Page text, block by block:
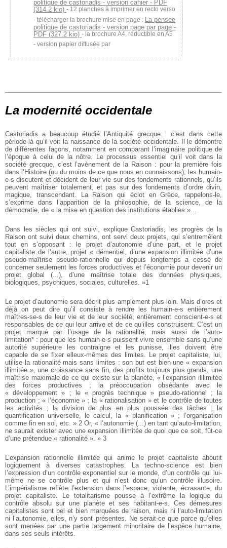
politique de castoriadis - version cahier - PDF
(314.2 kio) - 12 planches à imprimer en recto verso
télécharger la brochure mise en page : La pensée
politique de castoriadis - version page par page -
PDF (327.2 kio) - la brochure A4, réductible en A5
version papier diffusée par
La modernité occidentale
Castoriadis a beaucoup étudié l’Antiquité grecque : c’est dans cette
période-là qu’il voit la naissance de la société occidentale. Il le démontre
de différentes façons, notamment en comparant l’imaginaire politique de
l’époque à celui de la nôtre. Le processus essentiel qu’il voit dans la
société grecque, c’est l’avènement de la Raison : pour la première fois
dans l’Histoire (ou du moins de ce que nous en connaissons), les humain-
e-s discutent et décident de leur vie sur des fondements rationnels, qu’ils
peuvent maîtriser totalement, et pas sur des fondements d’ordre divin,
magique, transcendant. La Raison qui éclot en Grèce, rappelons-le,
s’exprime dans l’apparition de la philosophie, de la science, de la
démocratie, de « la mise en question des institutions établies »...
Dans les siècles qui ont suivi, explique Castoriadis, les progrès de la
Raison ont suivi deux chemins, ont servi deux projets, qui s’entremêlent
tout en s’opposant : le projet d’autonomie d’une part, et le projet
capitaliste de l’autre, projet « démentiel, d’une expansion illimitée d’une
pseudo-maîtrise pseudo-rationnelle qui depuis longtemps a cessé de
concerner seulement les forces productives et l’économie pour devenir un
projet global (...), d’une maîtrise totale des données physiques,
biologiques, psychiques, sociales, culturelles. »1
Le projet d’autonomie sera décrit plus amplement plus loin. Mais d’ores et
déjà on peut dire qu’il consiste à rendre les humain-e-s entièrement
maîtres-se-s de leur vie et de leur société, entièrement conscient-e-s et
responsables de ce qui leur arrive et de ce qu’illes construisent. C’est un
projet marqué par l’usage de la rationalité, mais aussi de l’auto-
limitation* : pour que les humain-e-s puissent vivre ensemble sans qu’une
autorité supérieure les contraigne et les punisse, illes doivent être
capable de se fixer elleux-mêmes des limites. Le projet capitaliste, lui,
utilise la rationalité mais sans limites : son but est bien une « expansion
illimitée », une croissance sans fin, des profits toujours plus grands, une
maîtrise maximale de ce qui existe sur la planète, « l’expansion illlimitée
des forces productives ; la préoccupation obsédante avec le
« développement » ; le « progrès technique » pseudo-rationnel ; la
production ; « l’économie » ; la « rationalisation » et le contrôle de toutes
les activités ; la division de plus en plus poussée des tâches ; la
quantification universelle, le calcul, la « planification » ; l’organisation
comme fin en soi, etc. » 2 Or, « l’autonomie (...) en tant qu’auto-limitation,
ne saurait exister avec une expansion illimitée de quoi que ce soit, fût-ce
d’une prétendue « rationalité ». » 3
L’expansion rationnelle illimitée qui anime le projet capitaliste aboutit
logiquement à diverses catastrophes. La techno-science est bien
l’expression d’un contrôle exponentiel sur le monde, d’un contrôle qui lui-
même ne se contrôle plus et qui n’est donc qu’un contrôle illusoire.
L’impérialisme reflète l’extension dans l’espace, violente, écrasante, du
projet capitaliste. Le totalitarisme pousse à l’extrême la logique du
contrôle absolu sur une planète et ses habitant-e-s. Ces démesures
capitalistes sont bel et bien marquées de raison, mais ni l’auto-limitation
ni l’autonomie, elles, n’y sont présentes. Ne serait-ce que parce qu’elles
sont menées par une partie largement minoritaire de l’espèce humaine,
dans ses seuls intérêts.